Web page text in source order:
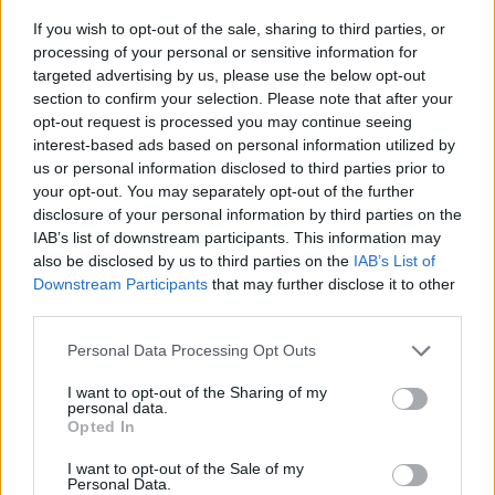
If you wish to opt-out of the sale, sharing to third parties, or
processing of your personal or sensitive information for
targeted advertising by us, please use the below opt-out
section to confirm your selection. Please note that after your
opt-out request is processed you may continue seeing
interest-based ads based on personal information utilized by
us or personal information disclosed to third parties prior to
your opt-out. You may separately opt-out of the further
disclosure of your personal information by third parties on the
IAB’s list of downstream participants. This information may
also be disclosed by us to third parties on the IAB’s List of
Downstream Participants that may further disclose it to other
Personal Data Processing Opt Outs
I want to opt-out of the Sharing of my
personal data.
Opted In
I want to opt-out of the Sale of my
Personal Data.
AUDIENCIAS ESTRENOS STREAMING
GENTE TV CONCURSOS REALITIES
Ver perfil
@teletextopuntocom Ver perfil
🏆🎬🎾MEJORES Series de DEPORTES
en Streaming ⚽🍿🏀